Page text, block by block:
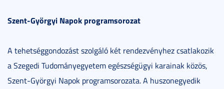
Szent-Györgyi Napok programsorozat
A tehetséggondozást szolgáló két rendezvényhez csatlakozik
a Szegedi Tudományegyetem egészségügyi karainak közös,
Szent-Györgyi Napok programsorozata. A huszonegyedik